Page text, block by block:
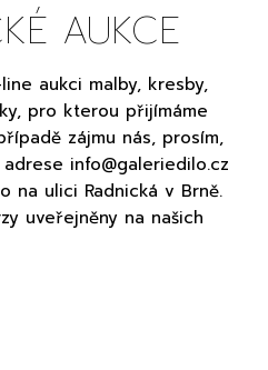
AUKCE
aukci malby, kresby,
pro kterou přijímáme
zájmu nás, prosím,
info@galeriedilo.cz
na ulici Radnická v Brně.
uveřejněny na našich